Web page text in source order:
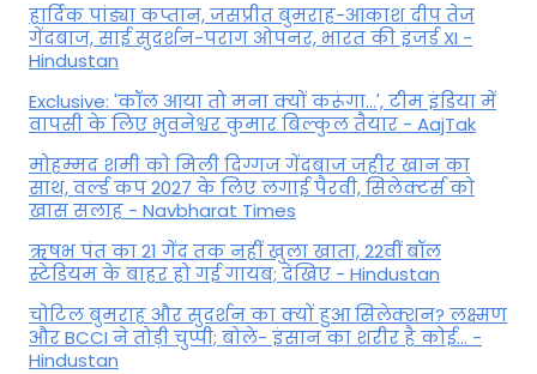
हार्दिक पांड्या कप्तान, जसप्रीत बुमराह-आकाश दीप तेज
गेंदबाज, साई सुदर्शन-पराग ओपनर, भारत की इंजर्ड XI -
Hindustan
Exclusive: 'कॉल आया तो मना क्यों करूंगा...', टीम इंडिया में
वापसी के लिए भुवनेश्वर कुमार बिल्कुल तैयार - AajTak
मोहम्मद शमी को मिली दिग्गज गेंदबाज जहीर खान का
साथ, वर्ल्ड कप 2027 के लिए लगाई पैरवी, सिलेक्टर्स को
खास सलाह - Navbharat Times
ऋषभ पंत का 21 गेंद तक नहीं खुला खाता, 22वीं बॉल
स्टेडियम के बाहर हो गई गायब; देखिए - Hindustan
चोटिल बुमराह और सुदर्शन का क्यों हुआ सिलेक्शन? लक्ष्मण
और BCCI ने तोड़ी चुप्पी; बोले- इंसान का शरीर है कोई… -
Hindustan